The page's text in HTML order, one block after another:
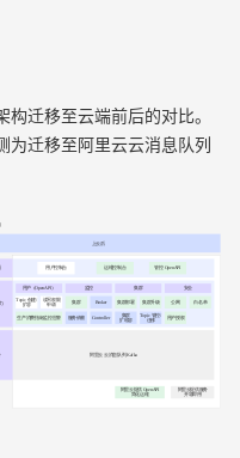
迁移至云端前后的对比。
为迁移至阿里云云消息队列